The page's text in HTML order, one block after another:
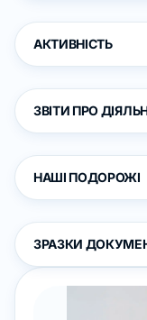
АКТИВНІСТЬ
ЗВІТИ ПРО
НАШІ ПОДОРОЖІ
ЗРАЗКИ